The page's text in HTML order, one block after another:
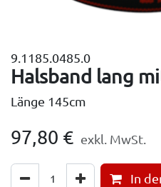
9.1185.0485.0
Halsband lang
Länge 145cm
97,80 € exkl. MwSt.
In